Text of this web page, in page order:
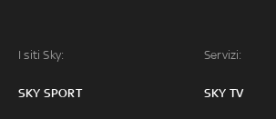
I siti Sky:
SKY SPORT
Servizi:
SKY TV